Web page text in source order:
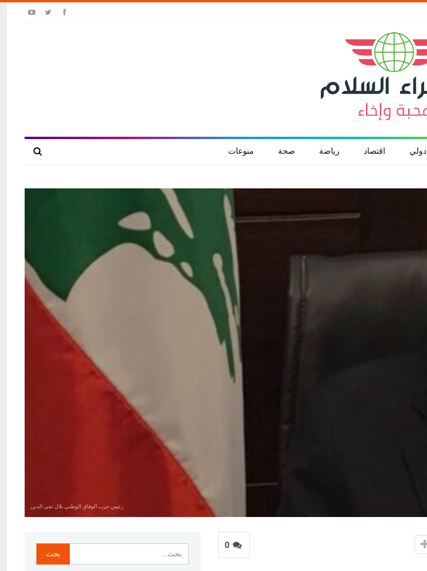
دولي اقتصاد رياضة صحة منوعات
رئيس حزب الوفاق الوطني بلال تقي الدين
0